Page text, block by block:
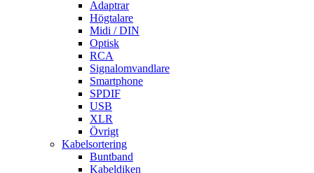
Adaptrar
Högtalare
Midi / DIN
Optisk
RCA
Signalomvandlare
Smartphone
SPDIF
USB
XLR
Övrigt
Kabelsortering
Buntband
Kabeldiken